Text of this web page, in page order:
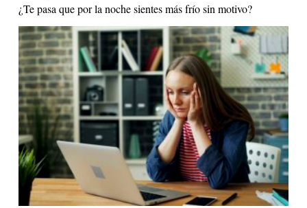
¿Te pasa que por la noche sientes más frío sin motivo?